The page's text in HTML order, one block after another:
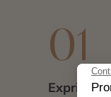
01
Exprimez